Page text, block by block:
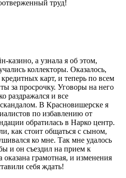
труд!
казино, а узнала я об этом,
коллекторы. Оказалось,
карт, и теперь по всем
за просрочку. Уговоры на него
раздражался и все
В Красновишерске я
по избавлению от
обратилась в Нарко центр.
как стоит общаться с сыном,
ко мне. Так мне удалось
и он съездил на прием к
грамотная, и изменения
себя ждать!